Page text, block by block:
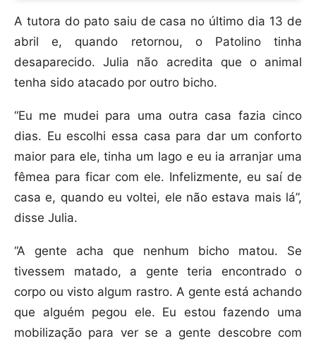
A tutora do pato saiu de casa no último dia 13 de
abril e, quando retornou, o Patolino tinha
desaparecido. Julia não acredita que o animal
tenha sido atacado por outro bicho.
“Eu me mudei para uma outra casa fazia cinco
dias. Eu escolhi essa casa para dar um conforto
maior para ele, tinha um lago e eu ia arranjar uma
fêmea para ficar com ele. Infelizmente, eu saí de
casa e, quando eu voltei, ele não estava mais lá”,
disse Julia.
“A gente acha que nenhum bicho matou. Se
tivessem matado, a gente teria encontrado o
corpo ou visto algum rastro. A gente está achando
que alguém pegou ele. Eu estou fazendo uma
mobilização para ver se a gente descobre com